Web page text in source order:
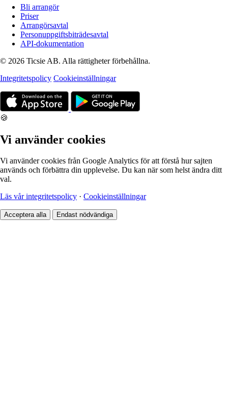
Bli arrangör
Priser
Arrangörsavtal
Personuppgiftsbiträdesavtal
API-dokumentation
© 2026 Ticsie AB. Alla rättigheter förbehållna.
Integritetspolicy Cookieinställningar
🍪
Vi använder cookies
Vi använder cookies från Google Analytics för att förstå hur sajten
används och förbättra din upplevelse. Du kan när som helst ändra ditt
val.
Läs vår integritetspolicy · Cookieinställningar
Acceptera alla Endast nödvändiga